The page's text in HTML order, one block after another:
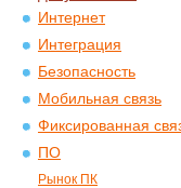
Интернет
Интеграция
Безопасность
Мобильная связь
Фиксированная
ПО
Рынок ПК